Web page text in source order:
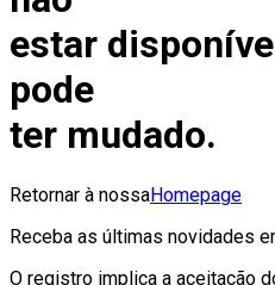
estar
pode
ter mudado.
Retornar à nossaHomepage
Receba as últimas novidades
O registro implica a aceitação